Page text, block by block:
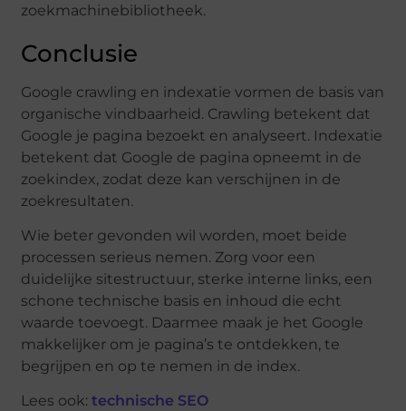
zoekmachinebibliotheek.
Conclusie
Google crawling en indexatie vormen de basis van
organische vindbaarheid. Crawling betekent dat
Google je pagina bezoekt en analyseert. Indexatie
betekent dat Google de pagina opneemt in de
zoekindex, zodat deze kan verschijnen in de
zoekresultaten.
Wie beter gevonden wil worden, moet beide
processen serieus nemen. Zorg voor een
duidelijke sitestructuur, sterke interne links, een
schone technische basis en inhoud die echt
waarde toevoegt. Daarmee maak je het Google
makkelijker om je pagina’s te ontdekken, te
begrijpen en op te nemen in de index.
Lees ook:technische SEO